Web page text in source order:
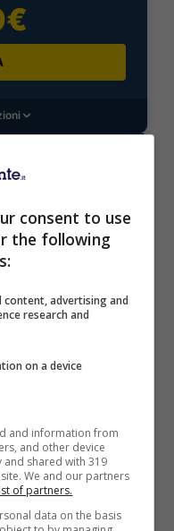
2050€
e sport
100% fino a 50€ in
consent to use
the following
content, advertising and
research and
on a device
and information from
and other device
and shared with 319
We and our partners
of partners.
data on the basis